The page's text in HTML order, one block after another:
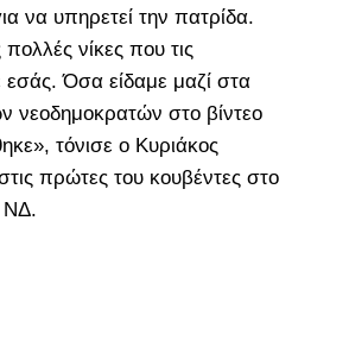
να υπηρετεί την πατρίδα.
νίκες που τις
εσάς. Όσα είδαμε μαζί στα
στο βίντεο
τόνισε ο Κυριάκος
πρώτες του κουβέντες στο
ΝΔ.